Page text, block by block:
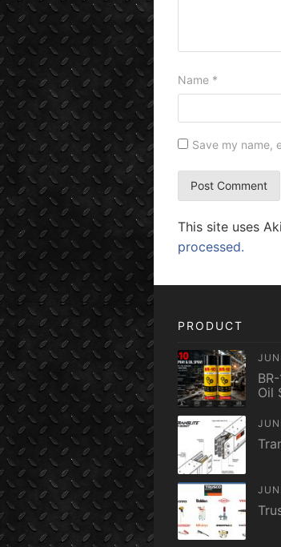
Name *
Save my name,
This site uses
processed.
PRODUCT
Oil